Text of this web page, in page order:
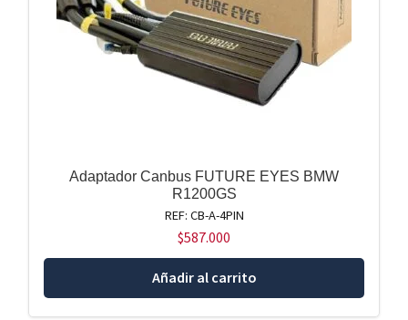
Adaptador Canbus FUTURE EYES BMW
R1200GS
REF: CB-A-4PIN
$587.000
Añadir al carrito